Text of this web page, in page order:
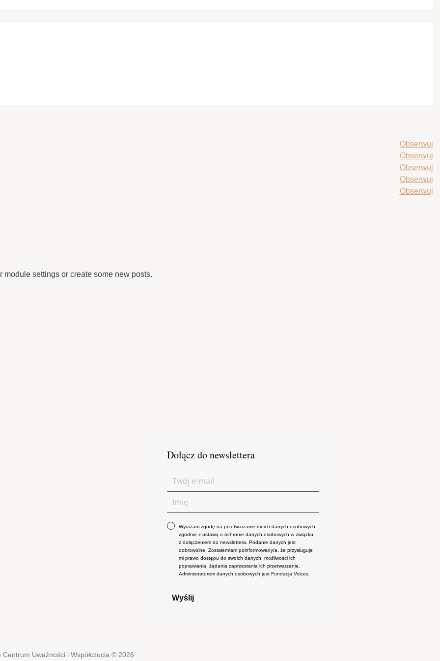
Obserwuj
Obserwuj
Obserwuj
Obserwuj
Obserwuj
settings or create some new posts.
Dołącz do newslettera
Wyrażam zgodę na przetwarzanie moich danych osobowych
zgodnie z ustawą o ochronie danych osobowych w związku
z dołączeniem do newslettera. Podanie danych jest
dobrowolne. Zostałem/am poinformowany/a, że przysługuje
mi prawo dostępu do swoich danych, możliwości ich
poprawiania, żądania zaprzestania ich przetwarzania.
Administratorem danych osobowych jest Fundacja Voices.
Wyślij
Centrum Uważności i Współczucia © 2026